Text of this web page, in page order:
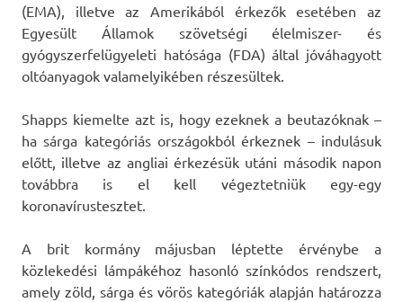
(EMA), illetve az Amerikából érkezők esetében az
Egyesült Államok szövetségi élelmiszer- és
gyógyszerfelügyeleti hatósága (FDA) által jóváhagyott
oltóanyagok valamelyikében részesültek.
Shapps kiemelte azt is, hogy ezeknek a beutazóknak –
ha sárga kategóriás országokból érkeznek – indulásuk
előtt, illetve az angliai érkezésük utáni második napon
továbbra is el kell végeztetniük egy-egy
koronavírustesztet.
A brit kormány májusban léptette érvénybe a
közlekedési lámpákéhoz hasonló színkódos rendszert,
amely zöld, sárga és vörös kategóriák alapján határozza